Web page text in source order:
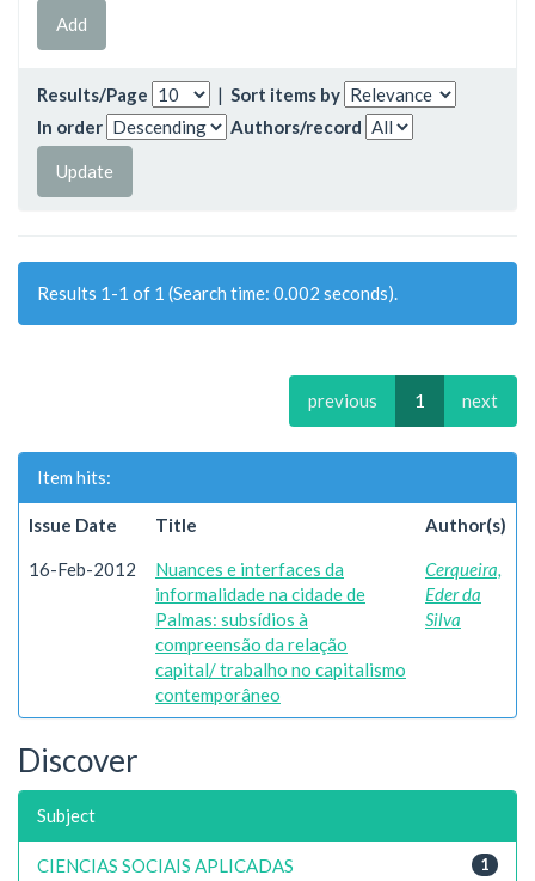
Results/Page | Sort items by
In order
Authors/record
Results 1-1 of 1 (Search time: 0.002 seconds).
previous 1 next
Item hits:
Issue Date Title Author(s)
16-Feb-2012
Nuances e interfaces da
informalidade na cidade de
Palmas: subsídios à
compreensão da relação
capital/ trabalho no capitalismo
contemporâneo
Cerqueira,
Eder da
Silva
Discover
Subject
1
CIENCIAS SOCIAIS APLICADAS